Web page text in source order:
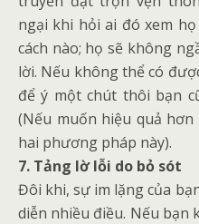
ngại khi hỏi ai đó xem
cách nào; họ sẽ không
lời. Nếu không thể có
để ý một chút thôi bạn
(Nếu muốn hiệu quả
hai phương pháp này).
7. Tảng lờ lỗi do bỏ sót
Đôi khi, sự im lặng của
diễn nhiều điều. Nếu bạn